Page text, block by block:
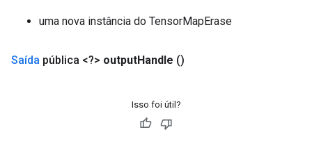
uma nova instância do TensorMapErase
Saída pública <?> outputHandle ()
Isso foi útil?